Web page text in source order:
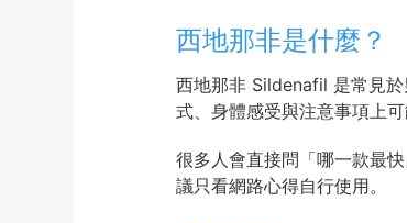
西地那非是什麼？
西地那非 Sildenafil 是常見
式、身體感受與注意事項上
很多人會直接問「哪一款最
議只看網路心得自行使用。